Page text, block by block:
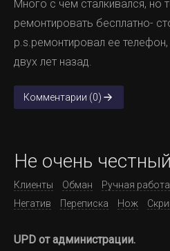
Много с чем сталкивался, но
ремонтировать бесплатно-
p.s.ремонтировал ее
двух лет назад.
Комментарии (0)
Не очень
Клиенты Обман Ручная работа
Негатив
Переписка Нож
UPD от администрации.